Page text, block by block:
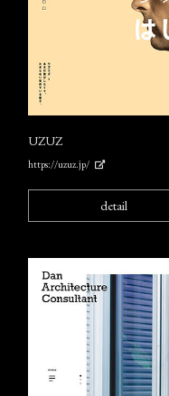
UZUZ
https://uzuz.jp/
detail